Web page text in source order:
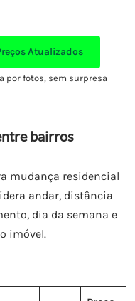
Atualizados
por fotos, sem surpresa
bairros
mudança residencial
andar, distância
dia da semana e
imóvel.